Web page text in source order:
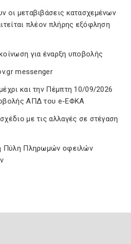
οι μεταβιβάσεις κατασχεμένων
πλέον πλήρης εξόφληση
για έναρξη υποβολής
messenger
και την Πέμπτη 10/09/2026
ΑΠΔ του e-ΕΦΚΑ
με τις αλλαγές σε στέγαση
Πύλη Πληρωμών οφειλών